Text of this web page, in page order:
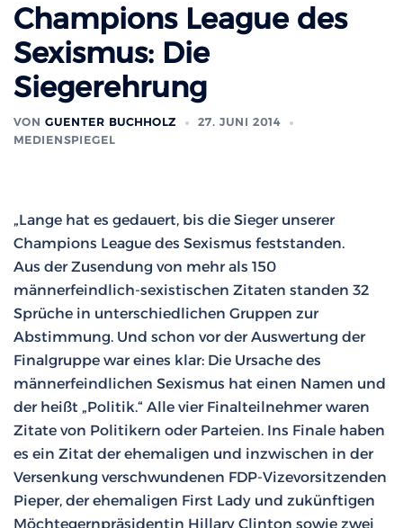
Champions League des
Sexismus: Die
Siegerehrung
VON GUENTER BUCHHOLZ
27. JUNI 2014
MEDIENSPIEGEL
„Lange hat es gedauert, bis die Sieger unserer
Champions League des Sexismus feststanden.
Aus der Zusendung von mehr als 150
männerfeindlich-sexistischen Zitaten standen 32
Sprüche in unterschiedlichen Gruppen zur
Abstimmung. Und schon vor der Auswertung der
Finalgruppe war eines klar: Die Ursache des
männerfeindlichen Sexismus hat einen Namen und
der heißt „Politik.“ Alle vier Finalteilnehmer waren
Zitate von Politikern oder Parteien. Ins Finale haben
es ein Zitat der ehemaligen und inzwischen in der
Versenkung verschwundenen FDP-Vizevorsitzenden
Pieper, der ehemaligen First Lady und zukünftigen
Möchtegernpräsidentin Hillary Clinton sowie zwei